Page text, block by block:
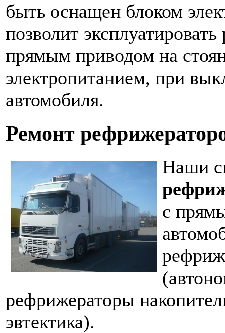
быть оснащен блоком
позволит
прямым приводом на
электропитанием, при
автомобиля.
Ремонт
Наши
с
рефрижераторы
эвтектика).